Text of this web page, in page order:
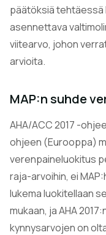
päätöksiä tehtäessä
asennettava
viitearvo, johon
arvioita.
MAP:n suhde
AHA/ACC 2017 -
ohjeen (Eurooppa)
verenpaineluokitus
raja-arvoihin, ei
lukema luokitellaan
mukaan, ja AHA
kynnysarvojen on